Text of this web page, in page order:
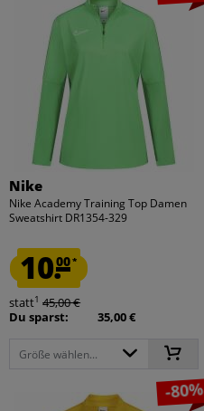
Nike
Nike Academy Training Top Damen
Sweatshirt DR1354-329
10.00*
statt1 45,00 €
Du sparst:
35,00 €
Größe wählen...
-80%